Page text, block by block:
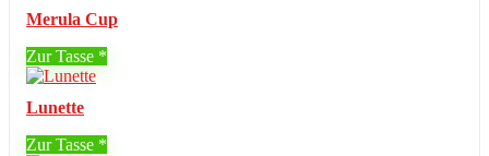
Merula Cup
Zur Tasse
Lunette
Zur Tasse